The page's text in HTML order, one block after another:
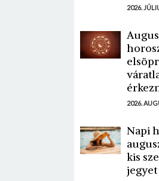
2026.
2026.
Napi
kis